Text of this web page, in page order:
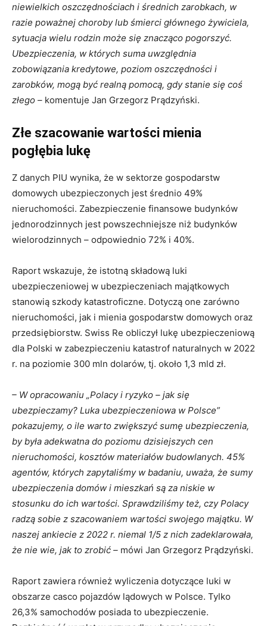
niewielkich oszczędnościach i średnich zarobkach, w
razie poważnej choroby lub śmierci głównego żywiciela,
sytuacja wielu rodzin może się znacząco pogorszyć.
Ubezpieczenia, w których suma uwzględnia
zobowiązania kredytowe, poziom oszczędności i
zarobków, mogą być realną pomocą, gdy stanie się coś
złego – komentuje Jan Grzegorz Prądzyński.
Złe szacowanie wartości mienia
pogłębia lukę
Z danych PIU wynika, że w sektorze gospodarstw
domowych ubezpieczonych jest średnio 49%
nieruchomości. Zabezpieczenie finansowe budynków
jednorodzinnych jest powszechniejsze niż budynków
wielorodzinnych – odpowiednio 72% i 40%.
Raport wskazuje, że istotną składową luki
ubezpieczeniowej w ubezpieczeniach majątkowych
stanowią szkody katastroficzne. Dotyczą one zarówno
nieruchomości, jak i mienia gospodarstw domowych oraz
przedsiębiorstw. Swiss Re obliczył lukę ubezpieczeniową
dla Polski w zabezpieczeniu katastrof naturalnych w 2022
r. na poziomie 300 mln dolarów, tj. około 1,3 mld zł.
– W opracowaniu „Polacy i ryzyko – jak się
ubezpieczamy? Luka ubezpieczeniowa w Polsce”
pokazujemy, o ile warto zwiększyć sumę ubezpieczenia,
by była adekwatna do poziomu dzisiejszych cen
nieruchomości, kosztów materiałów budowlanych. 45%
agentów, których zapytaliśmy w badaniu, uważa, że sumy
ubezpieczenia domów i mieszkań są za niskie w
stosunku do ich wartości. Sprawdziliśmy też, czy Polacy
radzą sobie z szacowaniem wartości swojego majątku. W
naszej ankiecie z 2022 r. niemal 1/5 z nich zadeklarowała,
że nie wie, jak to zrobić – mówi Jan Grzegorz Prądzyński.
Raport zawiera również wyliczenia dotyczące luki w
obszarze casco pojazdów lądowych w Polsce. Tylko
26,3% samochodów posiada to ubezpieczenie.
Miło Cię widzieć. Zapisz się
na newsletter
Codzienny newsletter
(pn-pt)
Szkolenia i konferencje
Nowe produkty
Praca w
ubezpieczeniach
Podcasty
ZaakceptujWarunki
korzystania oraz
Polityka
Zapisz